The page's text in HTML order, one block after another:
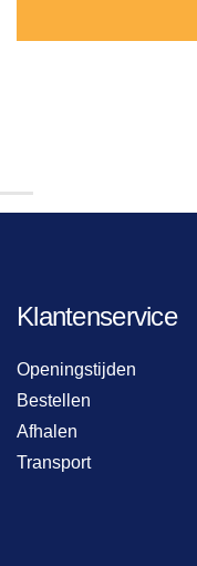
Klantenservice
Openingstijden
Bestellen
Afhalen
Transport